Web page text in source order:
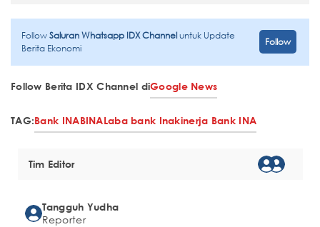
FollowSaluran Whatsapp IDX Channeluntuk Update
Berita Ekonomi
Follow
Follow Berita IDX Channel diGoogle News
TAG:Bank INABINALaba bank Inakinerja Bank INA
Tim Editor
Tangguh Yudha
Reporter